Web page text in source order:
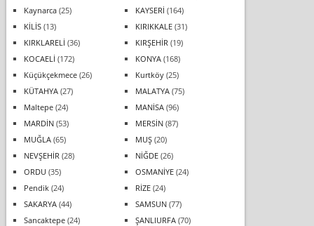
Kaynarca(25) KAYSERİ (164)
KİLİS(13) KIRIKKALE(31)
KIRKLARELİ (36) KIRŞEHİR (19)
KOCAELİ (172) KONYA(168)
Küçükçekmece(26) Kurtköy(25)
KÜTAHYA(27) MALATYA(75)
Maltepe(24) MANİSA(96)
MARDİN(53) MERSİN(87)
MUĞLA(65) MUŞ(20)
NEVŞEHİR (28) NİĞDE(26)
ORDU (35) OSMANİYE(24)
Pendik(24) RİZE(24)
SAKARYA(44) SAMSUN(77)
Sancaktepe(24) ŞANLIURFA(70)